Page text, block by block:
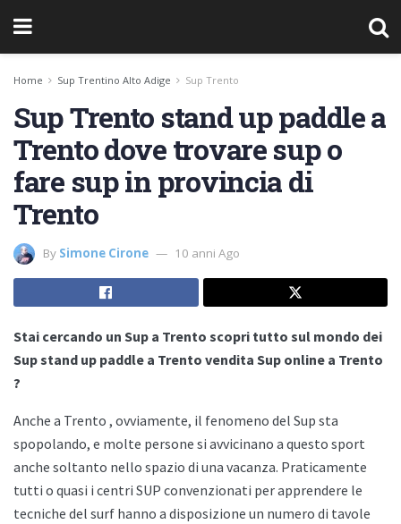
Home Sup Trentino Alto Adige Sup Trento
Sup Trento stand up paddle a
Trento dove trovare sup o
fare sup in provincia di
Trento
By Simone Cirone 10 anni Ago
Stai cercando un Sup a Trento scopri tutto sul mondo dei
Sup stand up paddle a Trento vendita Sup online a Trento
?
Anche a Trento , ovviamente, il fenomeno del Sup sta
spopolando, e molte persone si avvicinano a questo sport
anche soltanto nello spazio di una vacanza. Praticamente
tutti o quasi i centri SUP convenzionati per apprendere le
tecniche del surf hanno a disposizione un numero di tavole